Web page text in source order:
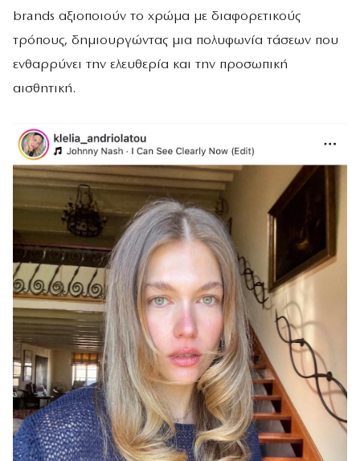
brands αξιοποιούν το χρώμα με διαφορετικούς
τρόπους, δημιουργώντας μια πολυφωνία τάσεων που
ενθαρρύνει την ελευθερία και την προσωπική
αισθητική.